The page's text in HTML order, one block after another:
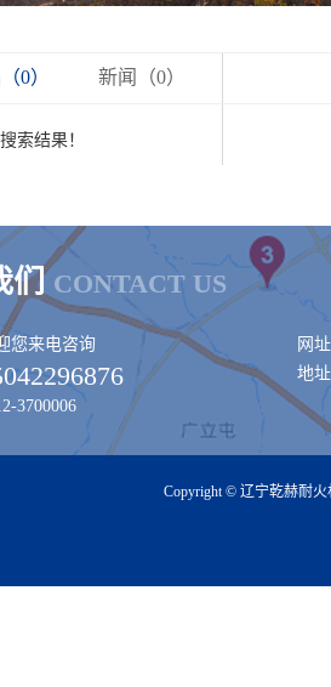
0） 新闻（0）
索结果！
们 CONTACT US
您来电咨询
3700006
网
地
Copyright © 辽宁乾赫耐火